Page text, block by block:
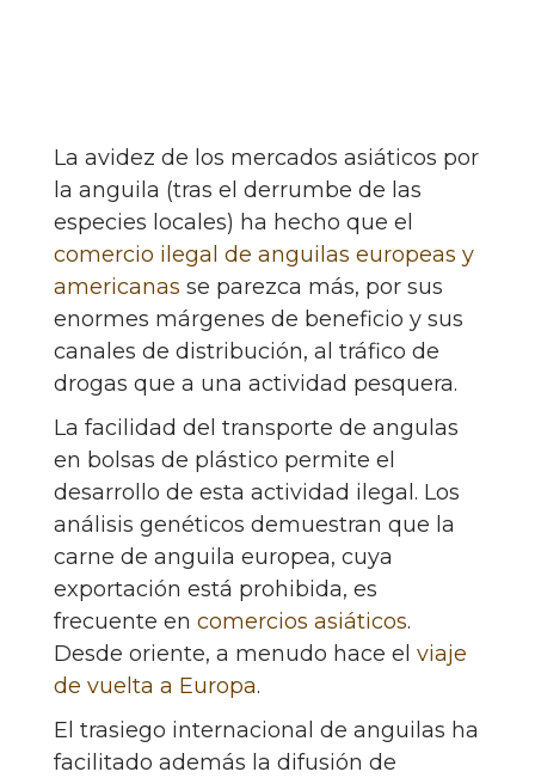
La avidez de los mercados asiáticos por
la anguila (tras el derrumbe de las
especies locales) ha hecho que el
comercio ilegal de anguilas europeas y
americanas se parezca más, por sus
enormes márgenes de beneficio y sus
canales de distribución, al tráfico de
drogas que a una actividad pesquera.
La facilidad del transporte de angulas
en bolsas de plástico permite el
desarrollo de esta actividad ilegal. Los
análisis genéticos demuestran que la
carne de anguila europea, cuya
exportación está prohibida, es
frecuente en comercios asiáticos.
Desde oriente, a menudo hace el viaje
de vuelta a Europa.
El trasiego internacional de anguilas ha
facilitado además la difusión de